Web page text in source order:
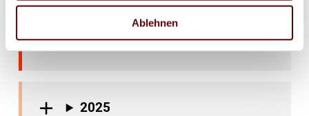
Ablehnen
Februar 2026 (6)
Januar 2026 (8)
2025